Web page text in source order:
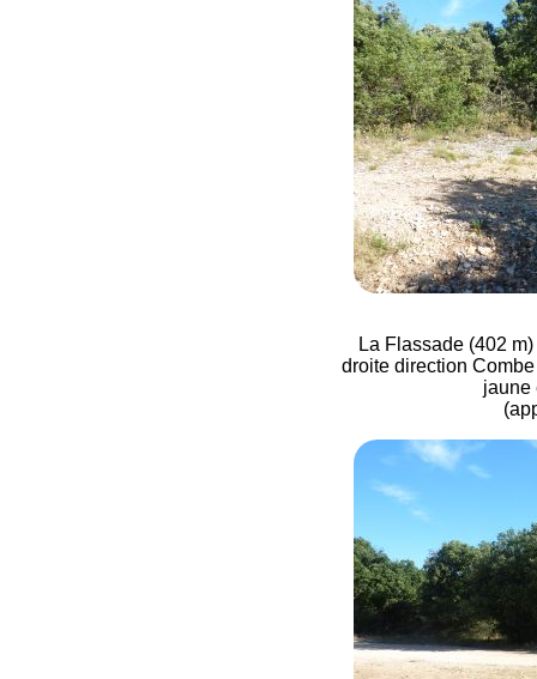
La Flassade (402
droite direction
jaune